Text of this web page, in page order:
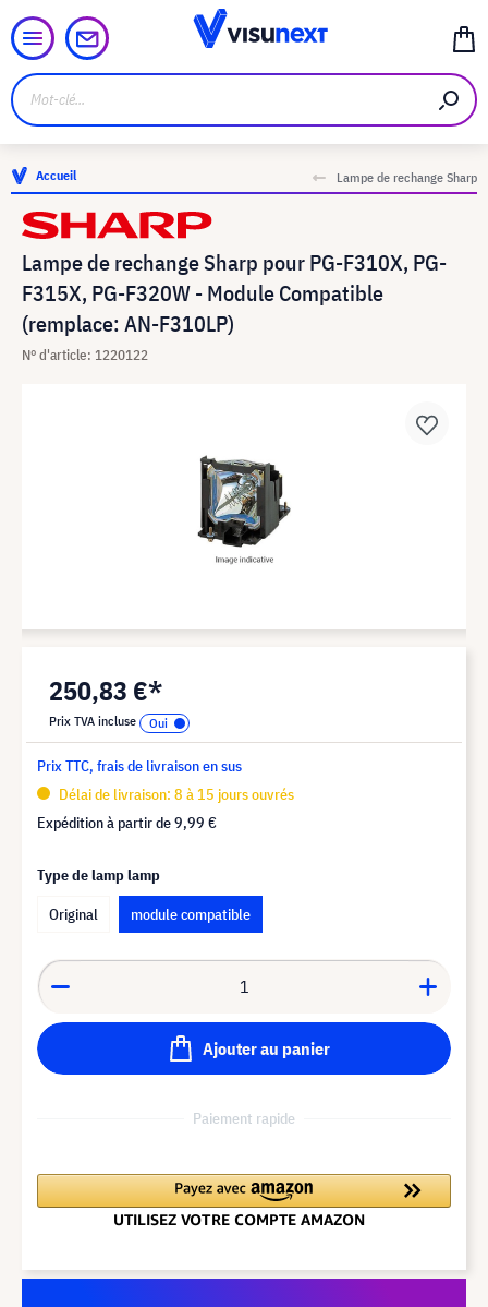
Accueil Lampe de rechange Sharp
Lampe de rechange Sharp pour PG-F310X, PG-
F315X, PG-F320W - Module Compatible
(remplace: AN-F310LP)
N° d'article: 1220122
250,83 €*
Prix TVA incluse
Prix TTC, frais de livraison en sus
Délai de livraison: 8 à 15 jours ouvrés
Expédition à partir de9,99 €
Type de lamp lamp
Original
module compatible
Ajouter au panier
Paiement rapide